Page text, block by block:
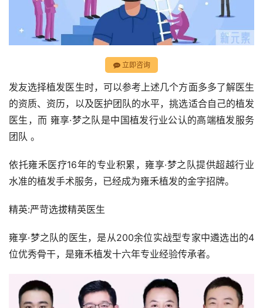
立即咨询
发友选择植发医生时，可以参考上述几个方面多多了解医生
的资质、资历，以及医护团队的水平，挑选适合自己的植发
医生，而 雍享·梦之队是中国植发行业公认的高端植发服务
团队 。
依托雍禾医疗16年的专业积累，雍享·梦之队提供超越行业
水准的植发手术服务，已经成为雍禾植发的金字招牌。
精英:严苛选拔精英医生
雍享·梦之队的医生，是从200余位实战型专家中遴选出的4
位优秀骨干，是雍禾植发十六年专业经验传承者。